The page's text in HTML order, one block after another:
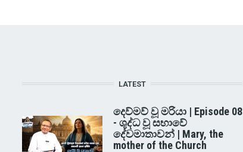
LATEST
දෙව්මව් වූ මරියා | Episode 08
- ශුද්ධ වූ සභාවේ
දේවමාතාවන් | Mary, the
mother of the Church